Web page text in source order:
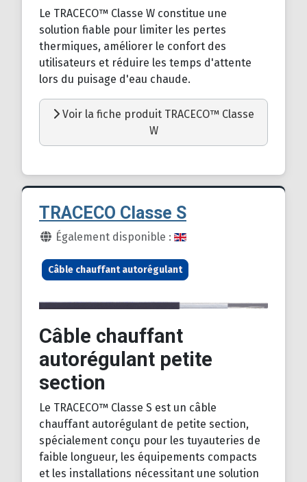
Le TRACECO™ Classe W constitue une
solution fiable pour limiter les pertes
thermiques, améliorer le confort des
utilisateurs et réduire les temps d'attente
lors du puisage d'eau chaude.
Voir la fiche produit TRACECO™ Classe
W
TRACECO Classe S
DétailsÉgalement disponible :
Câble chauffant autorégulant
Câble chauffant
autorégulant petite
section
Le TRACECO™ Classe S est un câble
chauffant autorégulant de petite section,
spécialement conçu pour les tuyauteries de
faible longueur, les équipements compacts
et les installations nécessitant une solution